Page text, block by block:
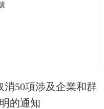
回應關切
50項涉及企業和群
的通知